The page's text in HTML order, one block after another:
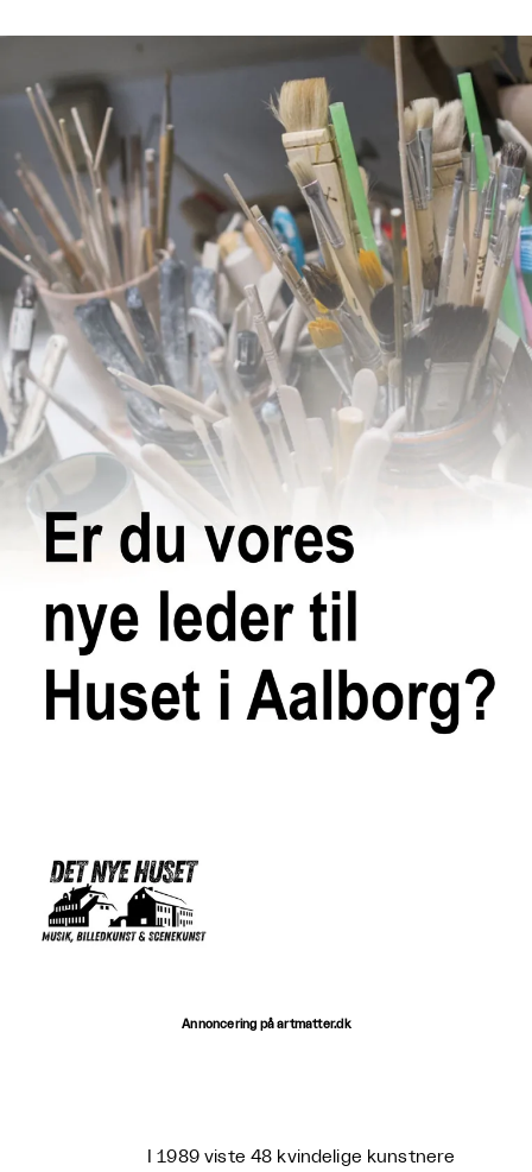
Annoncering på artmatter.dk
I 1989 viste 48 kvindelige kunstnere